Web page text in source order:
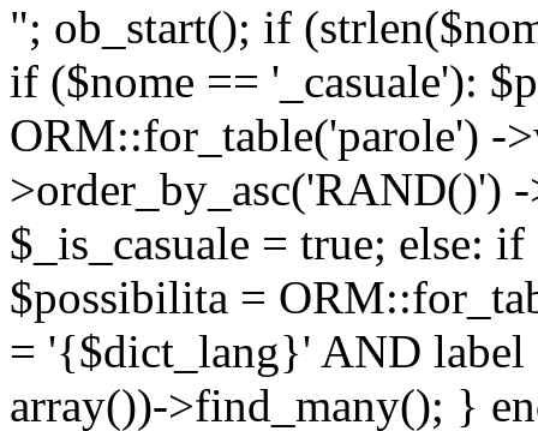
"; ob_start(); if
if ($nome == '_casuale'):
ORM::for_table('parole') -
>order_by_asc('RAND()')
$_is_casuale = true; else:
$possibilita =
= '{$dict_lang}' AND
array())->find_many(); }